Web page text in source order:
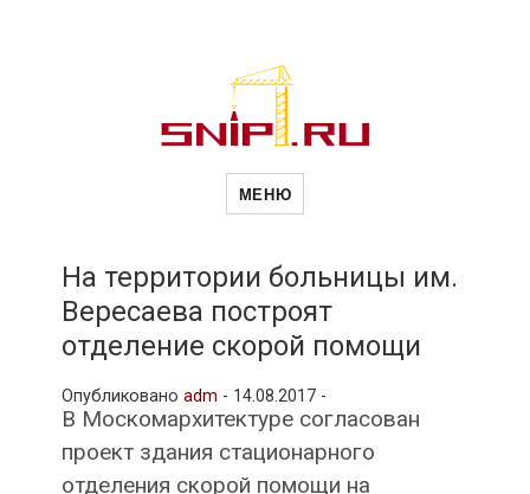
Новости
и
рубрики
МЕНЮ
На территории больницы им.
Вересаева построят
отделение скорой помощи
Опубликовано adm - 14.08.2017 -
В Москомархитектуре согласован
проект здания стационарного
отделения скорой помощи на